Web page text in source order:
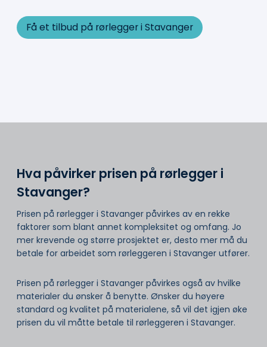
Få et tilbud på rørlegger i Stavanger
Hva påvirker prisen på rørlegger i
Stavanger?
Prisen på rørlegger i Stavanger påvirkes av en rekke
faktorer som blant annet kompleksitet og omfang. Jo
mer krevende og større prosjektet er, desto mer må du
betale for arbeidet som rørleggeren i Stavanger utfører.
Prisen på rørlegger i Stavanger påvirkes også av hvilke
materialer du ønsker å benytte. Ønsker du høyere
standard og kvalitet på materialene, så vil det igjen øke
prisen du vil måtte betale til rørleggeren i Stavanger.